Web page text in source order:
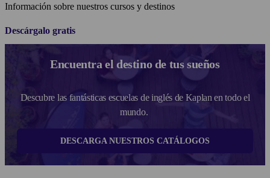
Información sobre nuestros cursos y destinos
Descárgalo gratis
Encuentra el destino de tus sueños
Descubre las fantásticas escuelas de inglés de Kaplan en todo el
mundo.
DESCARGA NUESTROS CATÁLOGOS